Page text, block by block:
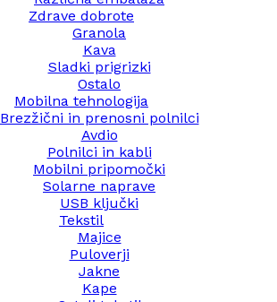
Zdrave dobrote
Granola
Kava
Sladki prigrizki
Ostalo
Mobilna tehnologija
Brezžični in prenosni polnilci
Avdio
Polnilci in kabli
Mobilni pripomočki
Solarne naprave
USB ključki
Tekstil
Majice
Puloverji
Jakne
Kape